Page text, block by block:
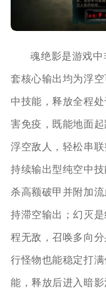
魂绝影是游戏
套核心输出均为浮
中技能，释放全程
害免疫，既能地面
浮空敌人，轻松串
持续输出型纯空中
杀高额破甲并附加
持滞空输出；幻灭
程无敌，召唤多向
行怪物也能稳定打
能，释放后进入暗